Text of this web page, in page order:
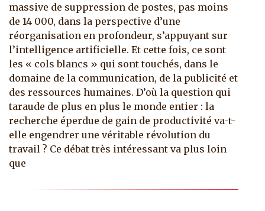
massive de suppression de postes, pas moins
de 14 000, dans la perspective d’une
réorganisation en profondeur, s’appuyant sur
l’intelligence artificielle. Et cette fois, ce sont
les « cols blancs » qui sont touchés, dans le
domaine de la communication, de la publicité et
des ressources humaines. D’où la question qui
taraude de plus en plus le monde entier : la
recherche éperdue de gain de productivité va-t-
elle engendrer une véritable révolution du
travail ? Ce débat très intéressant va plus loin
que